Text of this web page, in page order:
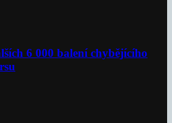
6 000 balení chybějícího